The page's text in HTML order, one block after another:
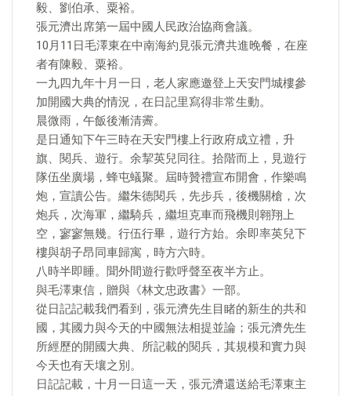
毅、劉伯承、粟裕。
張元濟出席第一屆中國人民政治協商會議。
10月11日毛澤東在中南海約見張元濟共進晚餐，在座
者有陳毅、粟裕。
一九四九年十月一日，老人家應邀登上天安門城樓參
加開國大典的情況，在日記里寫得非常生動。
晨微雨，午飯後漸清霽。
是日通知下午三時在天安門樓上行政府成立禮，升
旗、閱兵、遊行。余挈英兒同往。拾階而上，見遊行
隊伍坐廣場，蜂屯蟻聚。屆時贊禮宣布開會，作樂鳴
炮，宣讀公告。繼朱德閱兵，先步兵，後機關槍，次
炮兵，次海軍，繼騎兵，繼坦克車而飛機則翱翔上
空，寥寥無幾。行伍行畢，遊行方始。余即率英兒下
樓與胡子昂同車歸寓，時方六時。
八時半即睡。聞外間遊行歡呼聲至夜半方止。
與毛澤東信，贈與《林文忠政書》一部。
從日記記載我們看到，張元濟先生目睹的新生的共和
國，其國力與今天的中國無法相提並論；張元濟先生
所經歷的開國大典、所記載的閱兵，其規模和實力與
今天也有天壤之別。
日記記載，十月一日這一天，張元濟還送給毛澤東主